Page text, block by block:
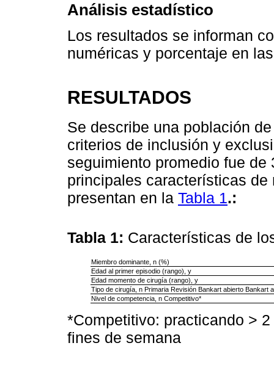
Análisis estadístico
Los resultados se informan
numéricas y porcentaje en
RESULTADOS
Se describe una población
criterios de inclusión y
seguimiento promedio fue
principales características
presentan en la Tabla 1 .:
Tabla 1: Características de
Miembro dominante, n (%)
Edad al primer episodio (rango), y
Edad momento de cirugía (rango), y
Tipo de cirugía, n Primaria Revisión Bankart abierto Bankart
Nivel de competencia, n Competitivo*
*Competitivo: practicando >
fines de semana